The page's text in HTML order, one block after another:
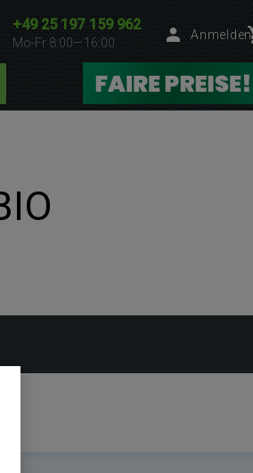
+49 25 197 159 962
Mo-Fr 8:00—16:00
Anmelden